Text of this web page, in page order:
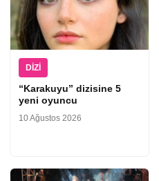
DIZI
“Karakuyu” dizisine 5
yeni oyuncu
10 Ağustos 2026